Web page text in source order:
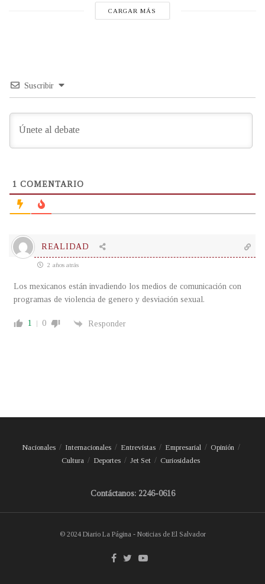
CARGAR MÁS
Suscribir
1 COMENTARIO
REALIDAD
2 años atrás
Los mexicanos están invadiendo los medios de comunicación con
programas de violencia de genero y desviación sexual.
1 0 Responder
Nacionales Internacionales Entrevistas Empresarial
Opinión
Cultura
Deportes Jet Set Curiosidades
Contáctanos: 2246-0616
© 2024 Diario La Página - Noticias de El Salvador